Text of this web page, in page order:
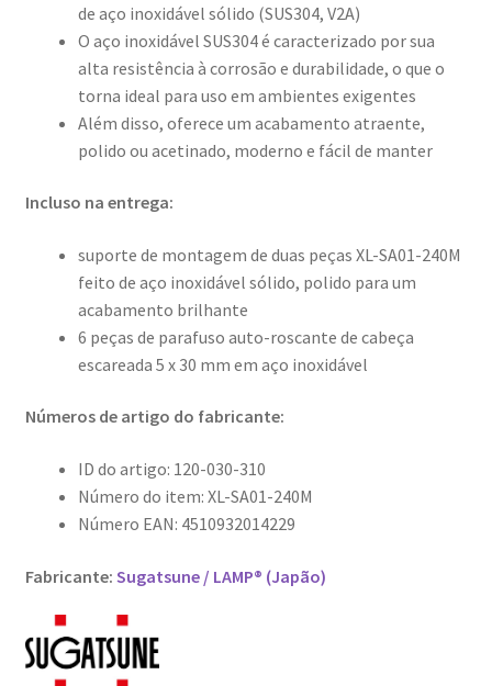
de aço inoxidável sólido (SUS304, V2A)
O aço inoxidável SUS304 é caracterizado por sua
alta resistência à corrosão e durabilidade, o que o
torna ideal para uso em ambientes exigentes
Além disso, oferece um acabamento atraente,
polido ou acetinado, moderno e fácil de manter
Incluso na entrega:
suporte de montagem de duas peças XL-SA01-240M
feito de aço inoxidável sólido, polido para um
acabamento brilhante
6 peças de parafuso auto-roscante de cabeça
escareada 5 x 30 mm em aço inoxidável
Números de artigo do fabricante:
ID do artigo: 120-030-310
Número do item: XL-SA01-240M
Número EAN: 4510932014229
Fabricante: Sugatsune / LAMP® (Japão)